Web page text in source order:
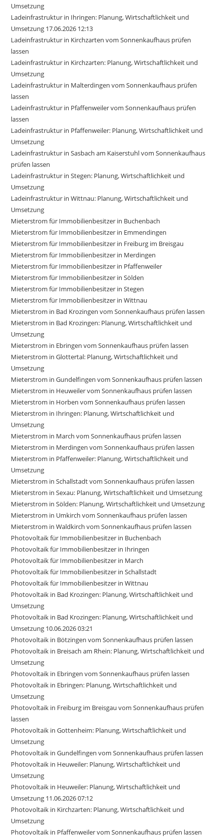
Umsetzung
Ladeinfrastruktur in Ihringen: Planung, Wirtschaftlichkeit und
Umsetzung 17.06.2026 12:13
Ladeinfrastruktur in Kirchzarten vom Sonnenkaufhaus prüfen
lassen
Ladeinfrastruktur in Kirchzarten: Planung, Wirtschaftlichkeit und
Umsetzung
Ladeinfrastruktur in Malterdingen vom Sonnenkaufhaus prüfen
lassen
Ladeinfrastruktur in Pfaffenweiler vom Sonnenkaufhaus prüfen
lassen
Ladeinfrastruktur in Pfaffenweiler: Planung, Wirtschaftlichkeit und
Umsetzung
Ladeinfrastruktur in Sasbach am Kaiserstuhl vom Sonnenkaufhaus
prüfen lassen
Ladeinfrastruktur in Stegen: Planung, Wirtschaftlichkeit und
Umsetzung
Ladeinfrastruktur in Wittnau: Planung, Wirtschaftlichkeit und
Umsetzung
Mieterstrom für Immobilienbesitzer in Buchenbach
Mieterstrom für Immobilienbesitzer in Emmendingen
Mieterstrom für Immobilienbesitzer in Freiburg im Breisgau
Mieterstrom für Immobilienbesitzer in Merdingen
Mieterstrom für Immobilienbesitzer in Pfaffenweiler
Mieterstrom für Immobilienbesitzer in Sölden
Mieterstrom für Immobilienbesitzer in Stegen
Mieterstrom für Immobilienbesitzer in Wittnau
Mieterstrom in Bad Krozingen vom Sonnenkaufhaus prüfen lassen
Mieterstrom in Bad Krozingen: Planung, Wirtschaftlichkeit und
Umsetzung
Mieterstrom in Ebringen vom Sonnenkaufhaus prüfen lassen
Mieterstrom in Glottertal: Planung, Wirtschaftlichkeit und
Umsetzung
Mieterstrom in Gundelfingen vom Sonnenkaufhaus prüfen lassen
Mieterstrom in Heuweiler vom Sonnenkaufhaus prüfen lassen
Mieterstrom in Horben vom Sonnenkaufhaus prüfen lassen
Mieterstrom in Ihringen: Planung, Wirtschaftlichkeit und
Umsetzung
Mieterstrom in March vom Sonnenkaufhaus prüfen lassen
Mieterstrom in Merdingen vom Sonnenkaufhaus prüfen lassen
Mieterstrom in Pfaffenweiler: Planung, Wirtschaftlichkeit und
Umsetzung
Mieterstrom in Schallstadt vom Sonnenkaufhaus prüfen lassen
Mieterstrom in Sexau: Planung, Wirtschaftlichkeit und Umsetzung
Mieterstrom in Sölden: Planung, Wirtschaftlichkeit und Umsetzung
Mieterstrom in Umkirch vom Sonnenkaufhaus prüfen lassen
Mieterstrom in Waldkirch vom Sonnenkaufhaus prüfen lassen
Photovoltaik für Immobilienbesitzer in Buchenbach
Photovoltaik für Immobilienbesitzer in Ihringen
Photovoltaik für Immobilienbesitzer in March
Photovoltaik für Immobilienbesitzer in Schallstadt
Photovoltaik für Immobilienbesitzer in Wittnau
Photovoltaik in Bad Krozingen: Planung, Wirtschaftlichkeit und
Umsetzung
Photovoltaik in Bad Krozingen: Planung, Wirtschaftlichkeit und
Umsetzung 10.06.2026 03:21
Photovoltaik in Bötzingen vom Sonnenkaufhaus prüfen lassen
Photovoltaik in Breisach am Rhein: Planung, Wirtschaftlichkeit und
Umsetzung
Photovoltaik in Ebringen vom Sonnenkaufhaus prüfen lassen
Photovoltaik in Ebringen: Planung, Wirtschaftlichkeit und
Umsetzung
Photovoltaik in Freiburg im Breisgau vom Sonnenkaufhaus prüfen
lassen
Photovoltaik in Gottenheim: Planung, Wirtschaftlichkeit und
Umsetzung
Photovoltaik in Gundelfingen vom Sonnenkaufhaus prüfen lassen
Photovoltaik in Heuweiler: Planung, Wirtschaftlichkeit und
Umsetzung
Photovoltaik in Heuweiler: Planung, Wirtschaftlichkeit und
Umsetzung 11.06.2026 07:12
Photovoltaik in Kirchzarten: Planung, Wirtschaftlichkeit und
Umsetzung
Photovoltaik in Pfaffenweiler vom Sonnenkaufhaus prüfen lassen